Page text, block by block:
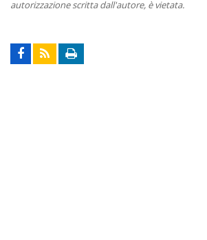
autorizzazione scritta dall'autore, è vietata.